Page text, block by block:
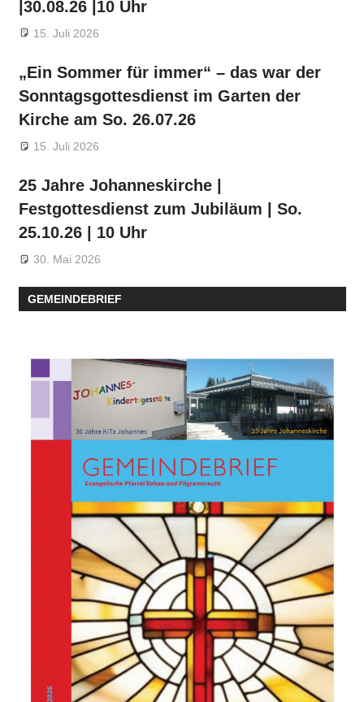
|30.08.26 |10 Uhr
15. Juli 2026
„Ein Sommer für immer“ – das war der
Sonntagsgottesdienst im Garten der
Kirche am So. 26.07.26
15. Juli 2026
25 Jahre Johanneskirche |
Festgottesdienst zum Jubiläum | So.
25.10.26 | 10 Uhr
30. Mai 2026
GEMEINDEBRIEF